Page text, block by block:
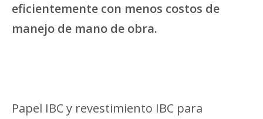
eficientemente con menos costos de
manejo de mano de obra.
Papel IBC y revestimiento IBC para